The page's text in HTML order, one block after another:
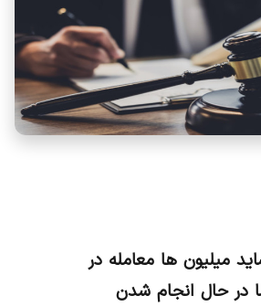
میلیون ها معامله در
در حال انجام شدن